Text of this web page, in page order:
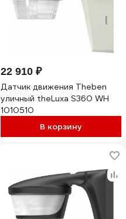
22 910 ₽
Датчик движения Theben
уличный theLuxa S360 WH
1010510
В корзину